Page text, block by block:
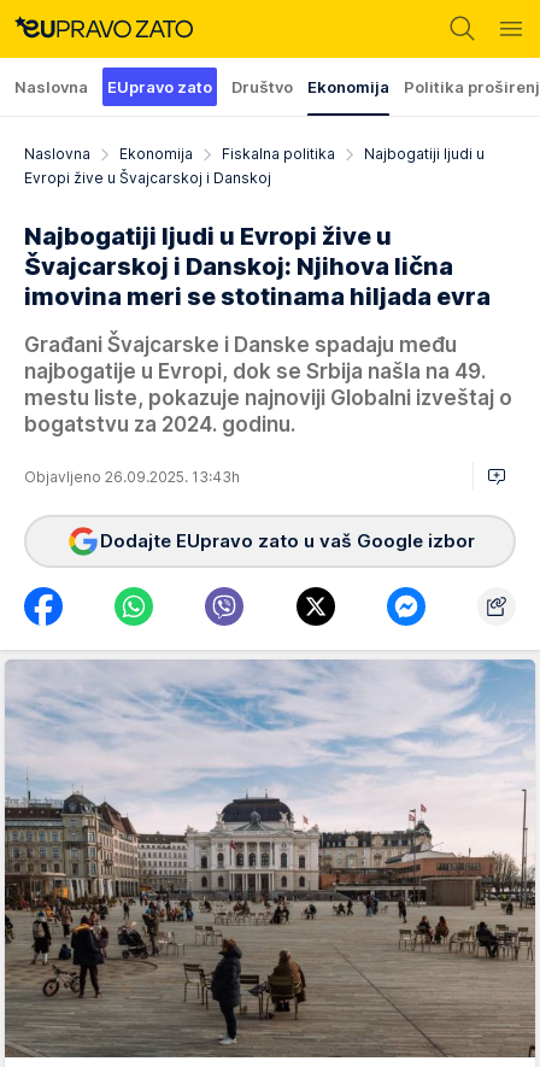
Naslovna EUpravo zato Društvo Ekonomija Politika
Naslovna Ekonomija Fiskalna politika
Najbogatiji ljudi u
Evropi žive u Švajcarskoj i Danskoj
Najbogatiji ljudi u Evropi žive u
Švajcarskoj i Danskoj: Njihova lična
imovina meri se stotinama hiljada evra
Građani Švajcarske i Danske spadaju među
najbogatije u Evropi, dok se Srbija našla na 49.
mestu liste, pokazuje najnoviji Globalni izveštaj o
bogatstvu za 2024. godinu.
Objavljeno 26.09.2025. 13:43h
Dodajte EUpravo zato u vaš Google izbor